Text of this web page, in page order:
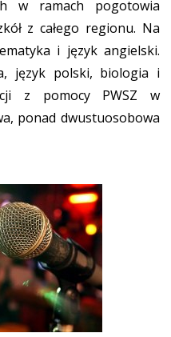
w ramach pogotowia
z całego regionu. Na
i język angielski.
język polski, biologia i
z pomocy PWSZ w
ponad dwustuosobowa